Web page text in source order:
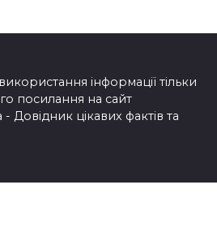
інформації тільки
посилання на сайт
Довідник цікавих фактів та